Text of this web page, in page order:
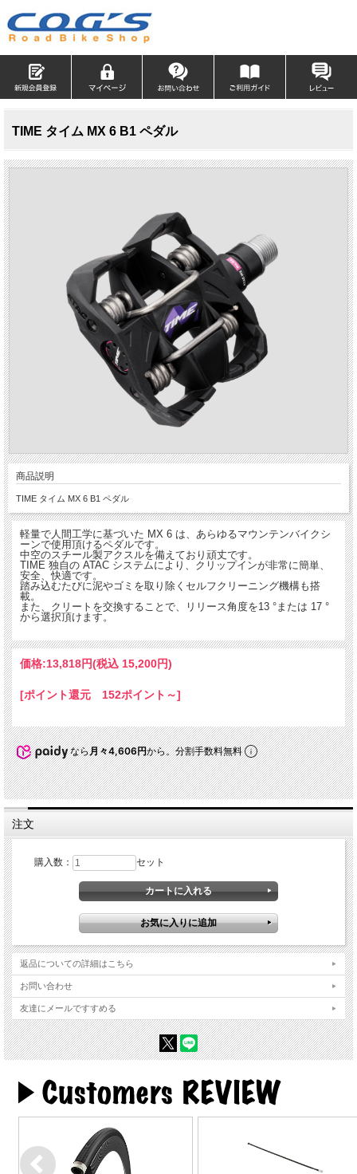
TIME タイム MX 6 B1 ペダル
商品説明
TIME タイム MX 6 B1 ペダル
軽量で人間工学に基づいた MX 6 は、あらゆるマウンテンバイクシ
ーンで使用頂けるペダルです。
中空のスチール製アクスルを備えており頑丈です。
TIME 独自の ATAC システムにより、クリップインが非常に簡単、
安全、快適です。
踏み込むたびに泥やゴミを取り除くセルフクリーニング機構も搭
載。
また、クリートを交換することで、リリース角度を13 °または 17 °
から選択頂けます。
価格:13,818円(税込 15,200円)
[ポイント還元 152ポイント～]
なら月々4,606円から。分割手数料無料
注文
購入数： セット
返品についての詳細はこちら
お問い合わせ
友達にメールですすめる